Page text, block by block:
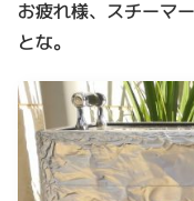
お疲れ様、スチーマ
とな。